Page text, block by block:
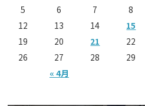
« 4月
5
6 7 8
12
13 14 15
19
20 21 22
26
27 28 29